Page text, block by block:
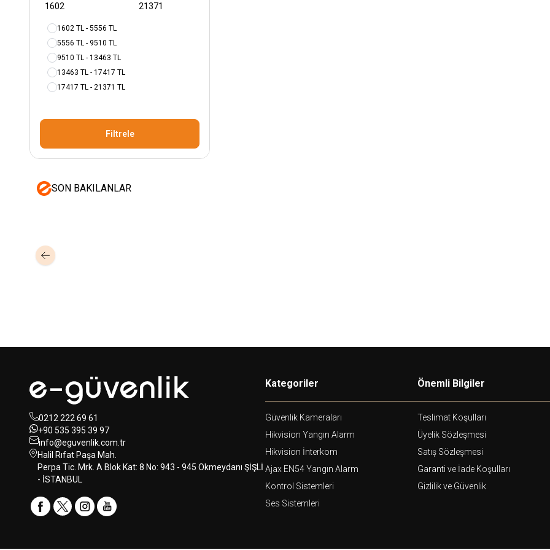
1602 TL - 5556 TL
5556 TL - 9510 TL
9510 TL - 13463 TL
13463 TL - 17417 TL
17417 TL - 21371 TL
Filtrele
SON BAKILANLAR
0212 222 69 61
+90 535 395 39 97
info@eguvenlik.com.tr
Halil Rıfat Paşa Mah.
Perpa Tic. Mrk. A Blok Kat: 8 No: 943 - 945 Okmeydanı ŞİŞLİ
- İSTANBUL
Kategoriler
Güvenlik Kameraları
Hikvision Yangın Alarm
Hikvision İnterkom
Ajax EN54 Yangın Alarm
Kontrol Sistemleri
Ses Sistemleri
Önemli Bilgiler
Teslimat Koşulları
Üyelik Sözleşmesi
Satış Sözleşmesi
Garanti ve İade Koşulları
Gizlilik ve Güvenlik